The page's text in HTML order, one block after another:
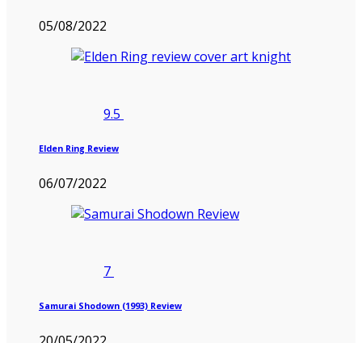
05/08/2022
9.5
Elden Ring Review
06/07/2022
7
Samurai Shodown (1993) Review